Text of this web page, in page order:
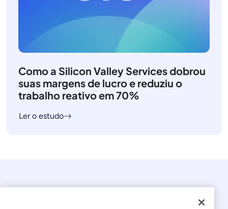
Como a Silicon Valley Services dobrou
suas margens de lucro e reduziu o
trabalho reativo em 70%
Ler o estudo